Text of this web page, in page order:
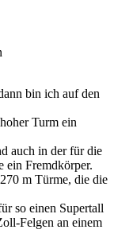
bin ich auf den
Turm ein
auch in der für die
ein Fremdkörper.
m Türme, die die
so einen Supertall
Felgen an einem